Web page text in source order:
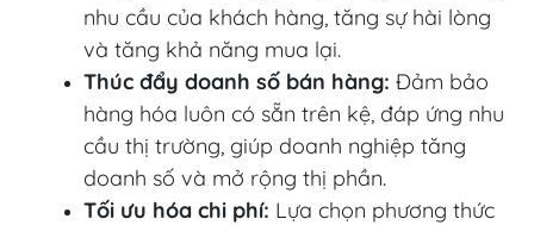
nhu cầu của khách hàng, tăng sự hài lòng
và tăng khả năng mua lại.
Thúc đẩy doanh số bán hàng: Đảm bảo
hàng hóa luôn có sẵn trên kệ, đáp ứng nhu
cầu thị trường, giúp doanh nghiệp tăng
doanh số và mở rộng thị phần.
Tối ưu hóa chi phí: Lựa chọn phương thức